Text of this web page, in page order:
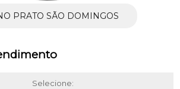
PRATO SÃO DOMINGOS
Selecione: